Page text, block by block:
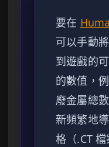
要在
可以手動
到遊戲的
的數值，
廢金屬總
新頻繁地
格（.CT